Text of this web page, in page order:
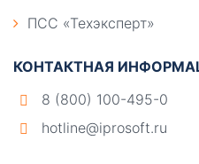
ПСС «Техэксперт»
КОНТАКТНАЯ
8 (800) 100-495-0
hotline@iprosoft.ru